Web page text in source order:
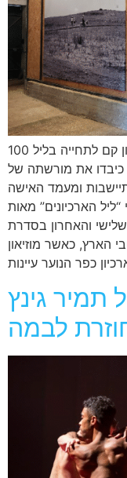
100 שנים אחרי: סיפורה של עדה פישמן מימון קם לתחייה בליל
כיבדו את מורשתה של
ומעמד האישה
הארכיונים” מאות
והאחרון בסדרת
הארץ, כאשר מוזיאון
תמיר גינץ
לבמה